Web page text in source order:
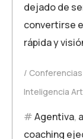
dejado de
convertirse
rápida y
Conferencias
Inteligencia
Agentiva,
coaching